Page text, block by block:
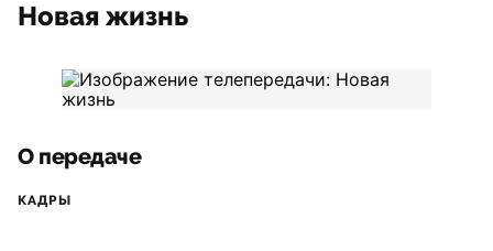
Новая жизнь
О передаче
КАДРЫ